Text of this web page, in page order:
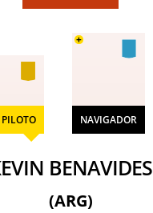
PILOTO NAVIGADOR
+
KEVIN BENAVIDES
(ARG)